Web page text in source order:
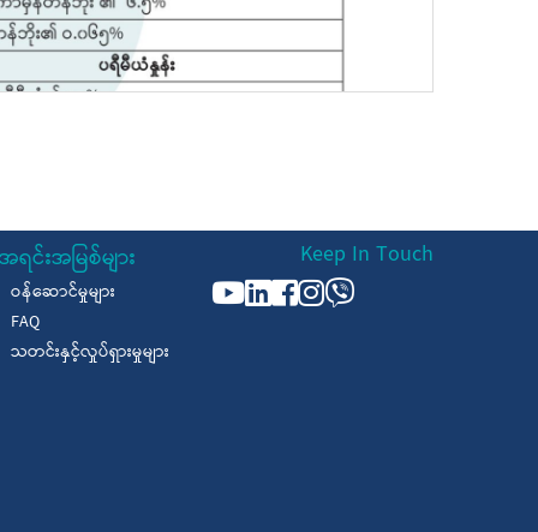
ရင်းအမြစ်များ
ဝန်ဆောင်မှုများ
FAQ
သတင်းနှင့်လှုပ်ရှားမှုများ
Keep In Touch